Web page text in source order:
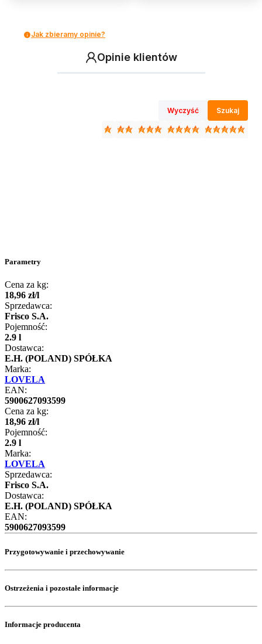
Jak zbieramy opinie?
Opinie klientów
Wyczyść Szukaj
Parametry
Cena za kg:
18,96 zł/l
Sprzedawca:
Frisco S.A.
Pojemność:
2.9 l
Dostawca:
E.H. (POLAND) SPÓŁKA
Marka:
LOVELA
EAN:
5900627093599
Cena za kg:
18,96 zł/l
Pojemność:
2.9 l
Marka:
LOVELA
Sprzedawca:
Frisco S.A.
Dostawca:
E.H. (POLAND) SPÓŁKA
EAN:
5900627093599
Przygotowywanie i przechowywanie
Ostrzeżenia i pozostałe informacje
Informacje producenta